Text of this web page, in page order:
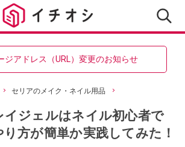
ジアドレス（URL）変更のお知らせ
セリアのメイク・ネイル用品
イジェルはネイル初心者で
方が簡単か実践してみた！